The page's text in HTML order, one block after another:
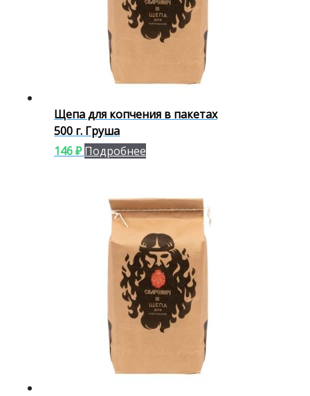
Щепа для копчения в пакетах
500 г. Груша
146₽ Подробнее